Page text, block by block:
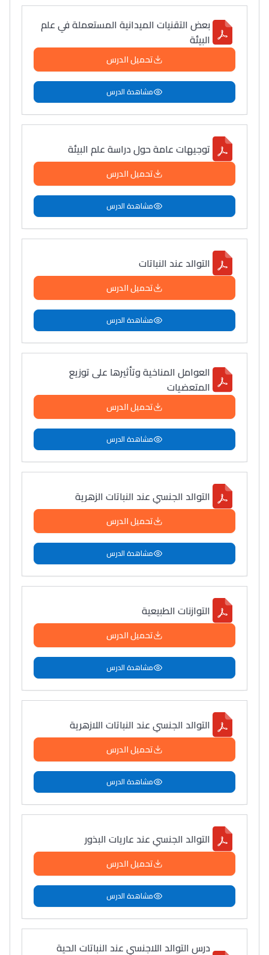
بعض التقنيات الميدانية المستعملة في علم
البيئة
تحميل الدرس
مشاهدة الدرس
توجيهات عامة حول دراسة علم البيئة
تحميل الدرس
مشاهدة الدرس
التوالد عند النباتات
تحميل الدرس
مشاهدة الدرس
العوامل المناخية وتأثيرها على توزيع
المتعضيات
تحميل الدرس
مشاهدة الدرس
التوالد الجنسي عند النباتات الزهرية
تحميل الدرس
مشاهدة الدرس
التوازنات الطبيعية
تحميل الدرس
مشاهدة الدرس
التوالد الجنسي عند النباتات اللازهرية
تحميل الدرس
مشاهدة الدرس
التوالد الجنسي عند عاريات البذور
تحميل الدرس
مشاهدة الدرس
درس التوالد اللاجنسي عند النباتات الحية